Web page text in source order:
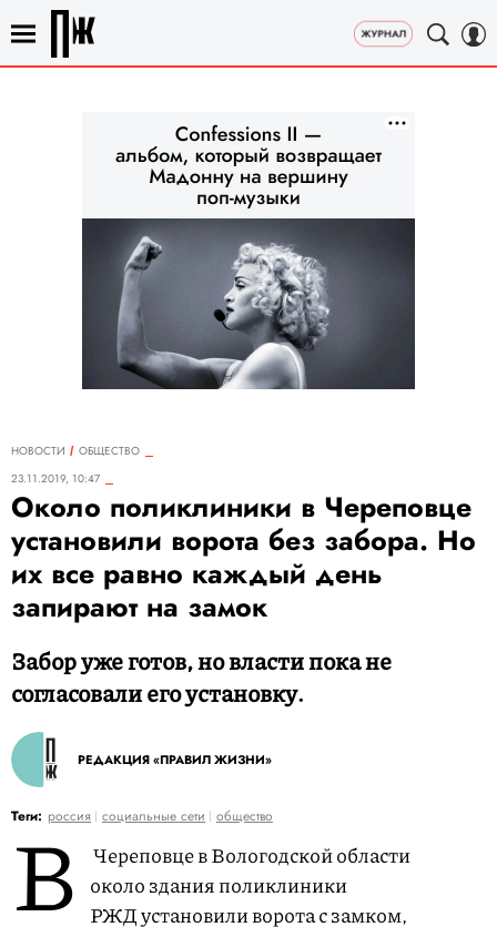
НОВОСТИ
ОБЩЕСТВО
23.11.2019, 10:47
Около поликлиники в Череповце
установили ворота без забора. Но
их все равно каждый день
запирают на замок
Забор уже готов, но власти пока не
согласовали его установку.
РЕДАКЦИЯ «ПРАВИЛ ЖИЗНИ»
Теги: россия социальные сети общество
В
Череповце в Вологодской области
около здания поликлиники
РЖД установили ворота с замком,